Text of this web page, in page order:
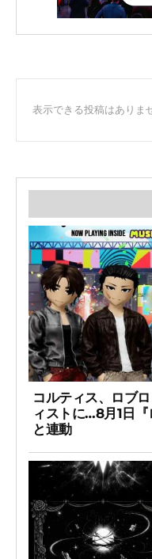
表示できる投稿はありま
コルティス、ロブ
ィストに…8月1日
と連動